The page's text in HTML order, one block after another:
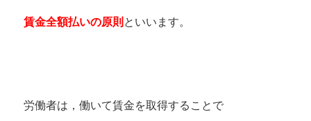
賃金全額払いの原則といいます。
労働者は，働いて賃金を取得することで